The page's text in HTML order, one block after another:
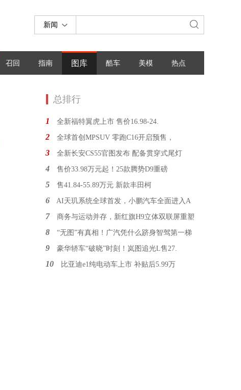
新闻
召回 指南 图库 酷车 美模 热点
总排行
1 全新福特翼虎上市 售价16.98-24.
2 全球首创MPSUV 零跑C16开启预售，
3 全新长安CS55官图发布 配备贯穿式尾灯
4 售价33.98万元起！25款腾势D9重磅
5 售41.84-55.89万元 新款丰田柯
6 AI天玑系统全球首发，小鹏汽车全面进入A
7 商务与运动并存，新红旗H9立体双联屏重塑
8 “无图”有真相！广汽凭什么跻身智驾第一梯
9 豪华轿车“破晓”时刻！岚图追光L售27.
10 比亚迪e1纯电动车上市 补贴后5.99万